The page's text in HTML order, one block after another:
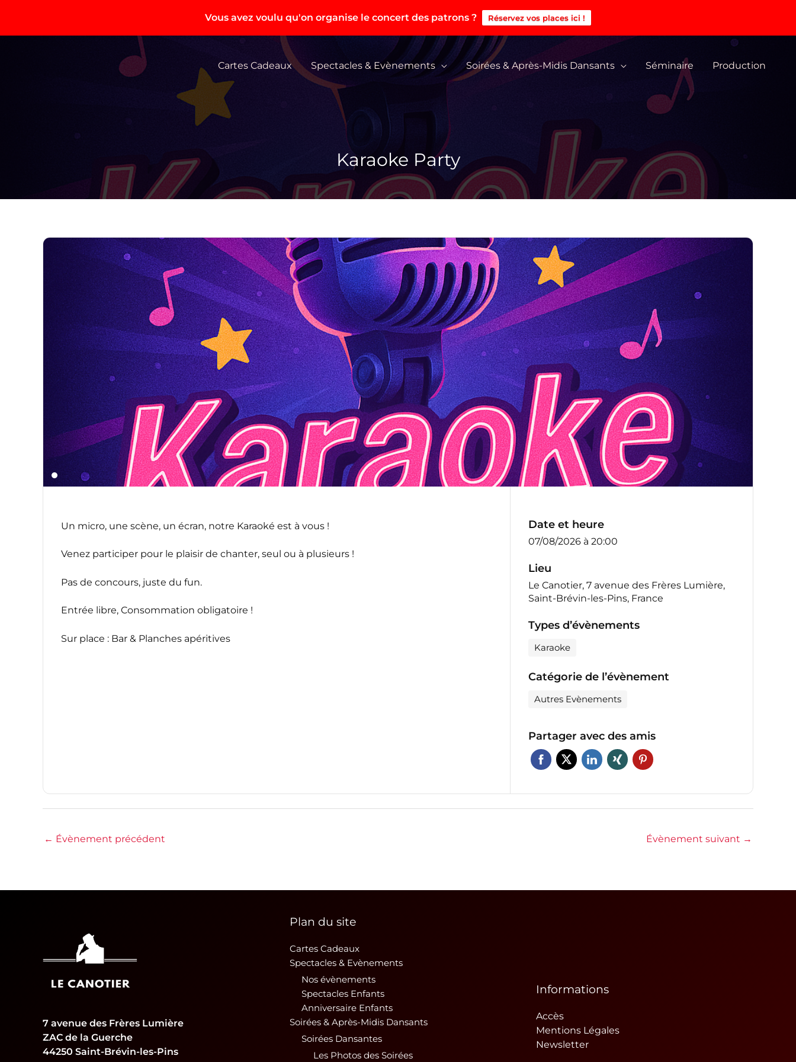
Vous avez voulu qu'on organise le concert des patrons ? Réservez vos places ici !
Cartes Cadeaux Spectacles & Evènements Soirées & Après-Midis Dansants Séminaire Production
Karaoke Party
Un micro, une scène, un écran, notre Karaoké est à vous !
Venez participer pour le plaisir de chanter, seul ou à plusieurs !
Pas de concours, juste du fun.
Entrée libre, Consommation obligatoire !
Sur place : Bar & Planches apéritives
Date et heure
07/08/2026 à 20:00
Lieu
Le Canotier, 7 avenue des Frères Lumière,
Saint-Brévin-les-Pins, France
Types d’évènements
Karaoke
Catégorie de l’évènement
Autres Evènements
Partager avec des amis
← Évènement précédent Évènement suivant →
7 avenue des Frères Lumière
ZAC de la Guerche
44250 Saint-Brévin-les-Pins
Plan du site
Cartes Cadeaux
Spectacles & Evènements
Nos évènements
Spectacles Enfants
Anniversaire Enfants
Soirées & Après-Midis Dansants
Soirées Dansantes
Les Photos des Soirées
Informations
Accès
Mentions Légales
Newsletter